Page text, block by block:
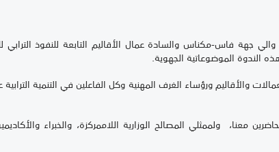
جهة فاس-مكناس والسادة عمال الأقاليم التابعة للنفوذ
الندوة الموضوعاتية الجهوية.
والأقاليم ورؤساء الغرف المهنية وكل الفاعلين في التنمية
معنا، ولممثلي المصالح الوزارية اللاممركزة، والخبراء